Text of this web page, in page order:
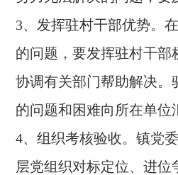
3、发挥驻村干部优势。
的问题，要发挥驻村干
协调有关部门帮助解决。
的问题和困难向所在单
4、组织考核验收。镇党
层党组织对标定位、进